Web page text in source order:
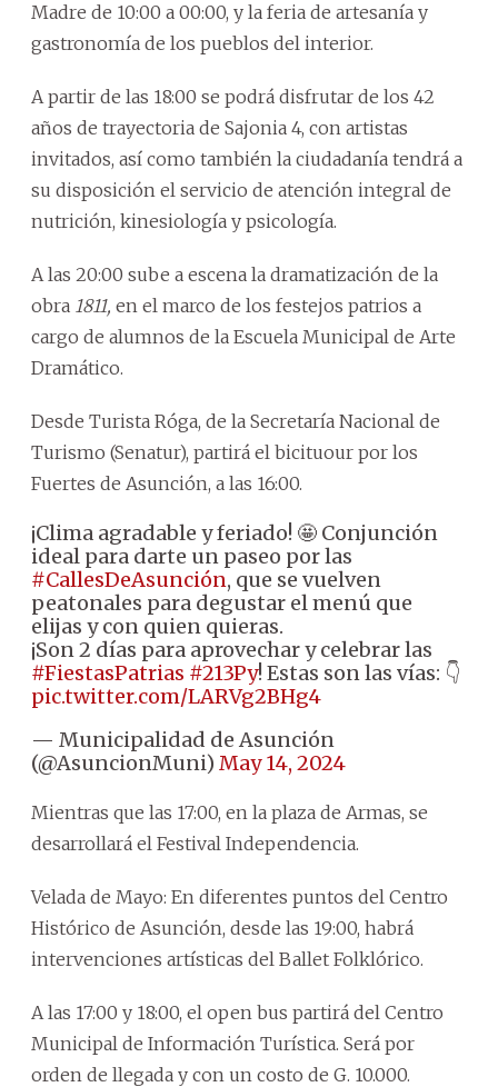
Madre de 10:00 a 00:00, y la feria de artesanía y
gastronomía de los pueblos del interior.
A partir de las 18:00 se podrá disfrutar de los 42
años de trayectoria de Sajonia 4, con artistas
invitados, así como también la ciudadanía tendrá a
su disposición el servicio de atención integral de
nutrición, kinesiología y psicología.
A las 20:00 sube a escena la dramatización de la
obra 1811, en el marco de los festejos patrios a
cargo de alumnos de la Escuela Municipal de Arte
Dramático.
Desde Turista Róga, de la Secretaría Nacional de
Turismo (Senatur), partirá el bicituour por los
Fuertes de Asunción, a las 16:00.
¡Clima agradable y feriado! 🤩 Conjunción
ideal para darte un paseo por las
#CallesDeAsunción, que se vuelven
peatonales para degustar el menú que
elijas y con quien quieras.
¡Son 2 días para aprovechar y celebrar las
#FiestasPatrias #213Py! Estas son las vías: 👇
pic.twitter.com/LARVg2BHg4
— Municipalidad de Asunción
(@AsuncionMuni) May 14, 2024
Mientras que las 17:00, en la plaza de Armas, se
desarrollará el Festival Independencia.
Velada de Mayo: En diferentes puntos del Centro
Histórico de Asunción, desde las 19:00, habrá
intervenciones artísticas del Ballet Folklórico.
A las 17:00 y 18:00, el open bus partirá del Centro
Municipal de Información Turística. Será por
orden de llegada y con un costo de G. 10.000.